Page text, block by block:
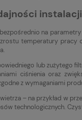
instalacji
na
temperatury pracy
lub zużytego
ciśnienia oraz
z wymaganiami
– na przykład w
technologicznych.